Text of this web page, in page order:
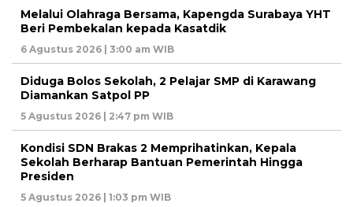
Melalui Olahraga Bersama, Kapengda Surabaya YHT
Beri Pembekalan kepada Kasatdik
6 Agustus 2026 | 3:00 am WIB
Diduga Bolos Sekolah, 2 Pelajar SMP di Karawang
Diamankan Satpol PP
5 Agustus 2026 | 2:47 pm WIB
Kondisi SDN Brakas 2 Memprihatinkan, Kepala
Sekolah Berharap Bantuan Pemerintah Hingga
Presiden
5 Agustus 2026 | 1:03 pm WIB